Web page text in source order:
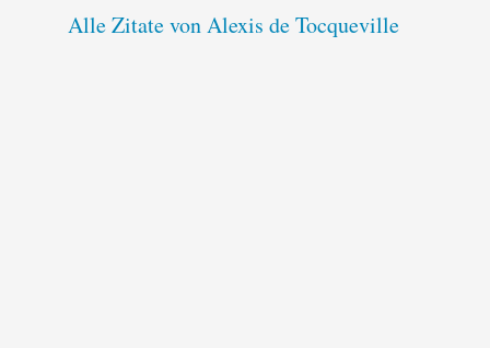
Alle Zitate von Alexis de Tocqueville